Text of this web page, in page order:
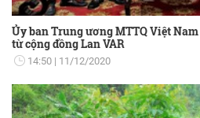
Ủy ban Trung ương MTTQ Việt
từ cộng đồng Lan VAR
14:50 11/12/2020